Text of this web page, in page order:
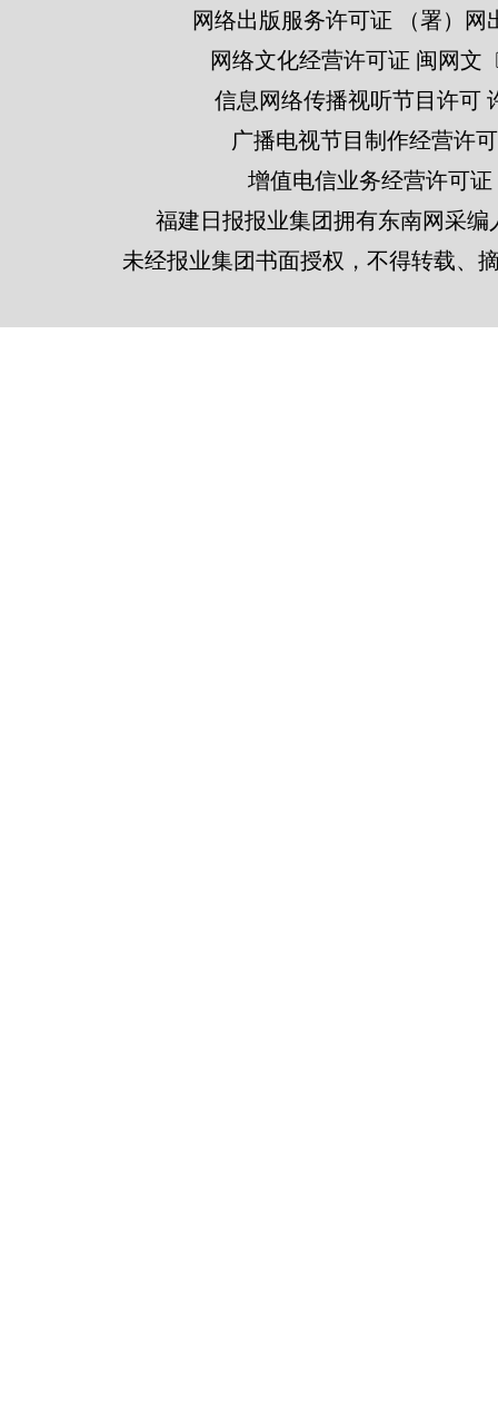
网络出版服务许可证 （署）网
网络文化经营许可证 闽网文
信息网络传播视听节目许可
广播电视节目制作经营许
增值电信业务经营许可证
福建日报报业集团拥有东南网采
未经报业集团书面授权，不得转载、